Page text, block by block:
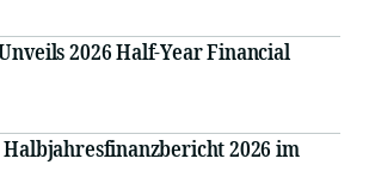
2026 Half-Year Financial
2026 im